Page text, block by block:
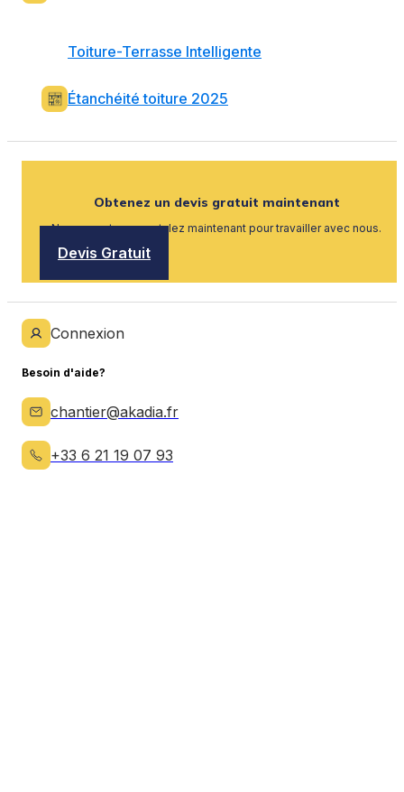
Toiture-Terrasse Intelligente
Étanchéité toiture 2025
Obtenez un devis gratuit maintenant
Nous recrutons, postulez maintenant pour travailler avec nous.
Devis Gratuit
Connexion
Besoin d'aide?
chantier@akadia.fr
+33 6 21 19 07 93